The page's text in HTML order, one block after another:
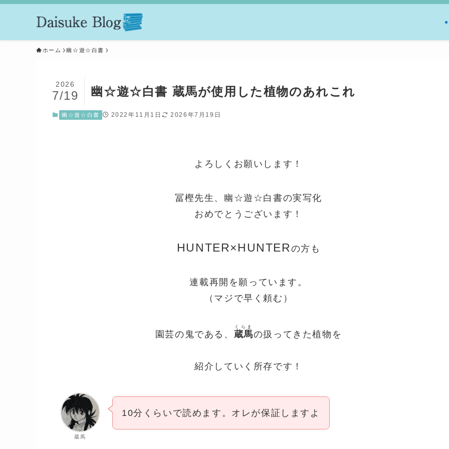
ホーム 幽☆遊☆白書
幽☆遊☆白書 蔵馬が使用した植物のあれこれ
2026
7/19
幽☆遊☆白書 2022年11月1日 2026年7月19日
よろしくお願いします！
冨樫先生、幽☆遊☆白書の実写化
おめでとうございます！
HUNTER×HUNTERの方も
連載再開を願っています。
（マジで早く頼む）
園芸の鬼である、 蔵馬
くらま
の扱ってきた植物を
紹介していく所存です！
蔵馬
10分くらいで読めます。オレが保証しますよ